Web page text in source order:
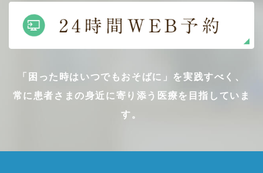
「困った時はいつでもおそばに」を実践すべく、
常に患者さまの身近に寄り添う医療を目指していま
す。